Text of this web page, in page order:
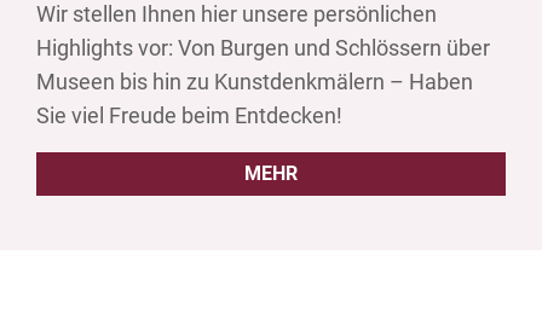
Wir stellen Ihnen hier unsere persönlichen
Highlights vor: Von Burgen und Schlössern über
Museen bis hin zu Kunstdenkmälern – Haben
Sie viel Freude beim Entdecken!
MEHR